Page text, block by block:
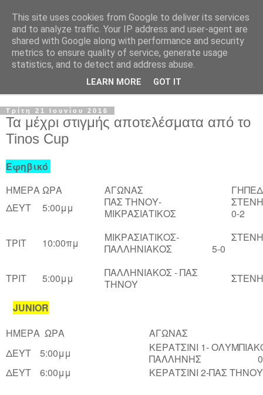
Τρίτη 21 Ιουνίου 2016
Τα μέχρι στιγμής αποτελέσματα από το
Tinos Cup
Εφηβικό
ΗΜΕΡΑΩΡΑ ΑΓΩΝΑΣ
ΔΕΥΤ
5:00μμ
ΠΑΣ ΤΗΝΟΥ-
ΜΙΚΡΑΣΙΑΤΙΚΟΣ
0-2
ΤΡΙΤ 10:00πμ
ΜΙΚΡΑΣΙΑΤΙΚΟΣ-
ΠΑΛΛΗΝΙΑΚΟΣ 5-0
ΣΤΕΝΗ
ΤΡΙΤ 5:00μμ
ΠΑΛΛΗΝΙΑΚΟΣ - ΠΑΣ
ΤΗΝΟΥ
ΣΤΕΝΗ
JUNIOR
ΗΜΕΡΑ ΩΡΑ
ΑΓΩΝΑΣ
ΔΕΥΤ
5:00μμ
ΚΕΡΑΤΣΙΝΙ 1-
ΠΑΛΛΗΝΗΣ 0-
ΔΕΥΤ
6:00μμ ΚΕΡΑΤΣΙΝΙ 2-ΠΑΣ
This site uses cookies from Google to deliver its services
and to analyze traffic. Your IP address and user-agent are
shared with Google along with performance and security
metrics to ensure quality of service, generate usage
statistics, and to detect and address abuse.
LEARN MORE GOT IT